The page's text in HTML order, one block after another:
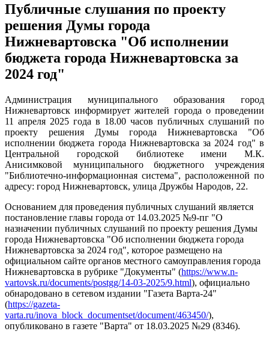
Публичные слушания по проекту
решения Думы города
Нижневартовска "Об исполнении
бюджета города Нижневартовска за
2024 год"
Администрация муниципального образования город
Нижневартовск информирует жителей города о проведении
11 апреля 2025 года в 18.00 часов публичных слушаний по
проекту решения Думы города Нижневартовска "Об
исполнении бюджета города Нижневартовска за 2024 год" в
Центральной городской библиотеке имени М.К.
Анисимковой муниципального бюджетного учреждения
"Библиотечно-информационная система", расположенной по
адресу: город Нижневартовск, улица Дружбы Народов, 22.
Основанием для проведения публичных слушаний является
постановление главы города от 14.03.2025 №9-пг "О
назначении публичных слушаний по проекту решения Думы
города Нижневартовска "Об исполнении бюджета города
Нижневартовска за 2024 год", которое размещено на
официальном сайте органов местного самоуправления города
Нижневартовска в рубрике "Документы" (https://www.n-
vartovsk.ru/documents/postgg/14-03-2025/9.html), официально
обнародовано в сетевом издании "Газета Варта-24"
(https://gazeta-
varta.ru/inova_block_documentset/document/463450/),
опубликовано в газете "Варта" от 18.03.2025 №29 (8346).